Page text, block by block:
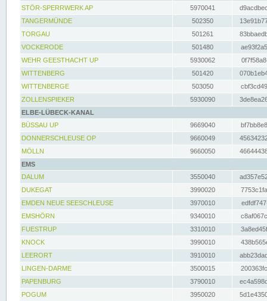
STÖR-SPERRWERK AP 5970041
TANGERMÜNDE
502350
TORGAU
501261
VOCKERODE
501480
WEHR GEESTHACHT UP
5930062
WITTENBERG
501420
WITTENBERGE
503050
ZOLLENSPIEKER
5930090
ELBE-LÜBECK-KANAL
BÜSSAU UP
9669040
DONNERSCHLEUSE OP
9660049
MÖLLN
9660050
EMS
DALUM
3550040
DUKEGAT
3990020
EMDEN NEUE SEESCHLEUSE
3970010
EMSHÖRN
9340010
FUESTRUP
3310010
KNOCK
3990010
LEERORT
3910010
LINGEN-DARME
3500015
PAPENBURG
3790010
POGUM
3950020